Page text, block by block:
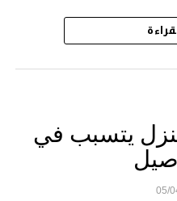
الوطني بحي
محاصرة المشتبه به
التحقيق في خصوص
يتسبب في
05/